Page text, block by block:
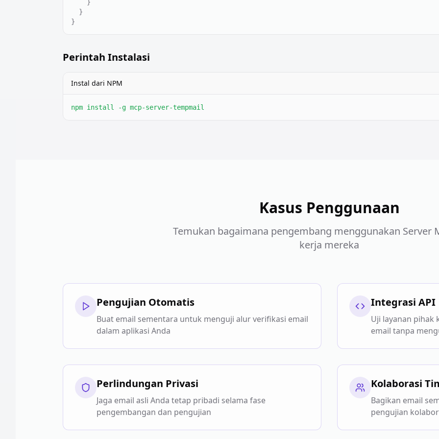
    }
  }
}
Perintah Instalasi
Instal dari NPM
npm install -g mcp-server-tempmail
Kasus Penggunaan
Temukan bagaimana pengembang menggunakan Server
kerja mereka
Pengujian Otomatis
Buat email sementara untuk menguji alur verifikasi email
dalam aplikasi Anda
Integrasi API
Uji layanan pihak
email tanpa
Perlindungan Privasi
Jaga email asli Anda tetap pribadi selama fase
pengembangan dan pengujian
Kolaborasi
Bagikan email
pengujian